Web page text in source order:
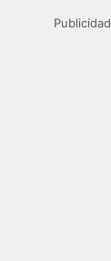
Publicidad